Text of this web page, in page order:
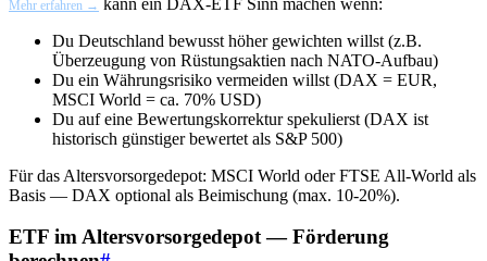
Mehr erfahren →
Du Deutschland bewusst höher gewichten willst (z.B.
Überzeugung von Rüstungsaktien nach NATO-Aufbau)
Du ein Währungsrisiko vermeiden willst (DAX = EUR,
MSCI World = ca. 70% USD)
Du auf eine Bewertungskorrektur spekulierst (DAX ist
historisch günstiger bewertet als S&P 500)
Für das Altersvorsorgedepot: MSCI World oder FTSE All-World als
Basis — DAX optional als Beimischung (max. 10-20%).
ETF im Altersvorsorgedepot — Förderung